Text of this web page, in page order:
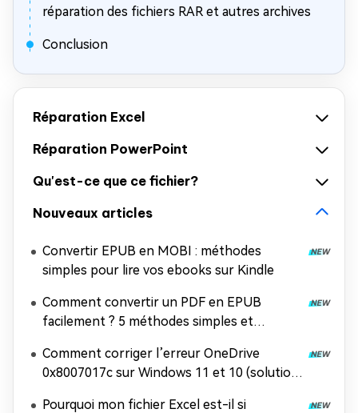
réparation des fichiers RAR et autres archives
Conclusion
Réparation Excel
Réparation PowerPoint
Qu'est-ce que ce fichier?
Nouveaux articles
Convertir EPUB en MOBI : méthodes
simples pour lire vos ebooks sur Kindle
Comment convertir un PDF en EPUB
facilement ? 5 méthodes simples et
Comment corriger l’erreur OneDrive
0x8007017c sur Windows 11 et 10 (solution
Pourquoi mon fichier Excel est-il si